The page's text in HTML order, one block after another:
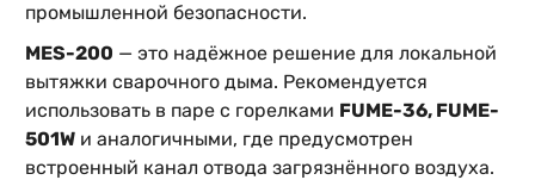
промышленной безопасности.
MES-200 — это надёжное решение для локальной
вытяжки сварочного дыма. Рекомендуется
использовать в паре с горелками FUME-36, FUME-
501W и аналогичными, где предусмотрен
встроенный канал отвода загрязнённого воздуха.